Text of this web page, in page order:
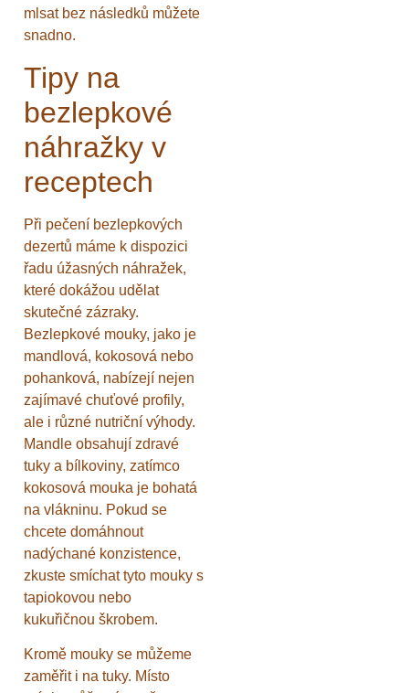
mlsat bez následků můžete
snadno.
Tipy na
bezlepkové
náhražky v
receptech
Při pečení bezlepkových
dezertů máme k dispozici
řadu úžasných náhražek,
které dokážou udělat
skutečné zázraky.
Bezlepkové mouky, jako je
mandlová, kokosová nebo
pohanková, nabízejí nejen
zajímavé chuťové profily,
ale i různé nutriční výhody.
Mandle obsahují zdravé
tuky a bílkoviny, zatímco
kokosová mouka je bohatá
na vlákninu. Pokud se
chcete domáhnout
nadýchané konzistence,
zkuste smíchat tyto mouky s
tapiokovou nebo
kukuřičnou škrobem.
Kromě mouky se můžeme
zaměřit i na tuky. Místo